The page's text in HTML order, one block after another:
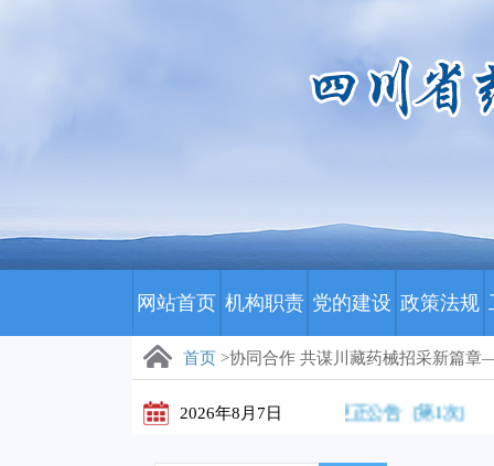
网站首页 机构职责 党的建设 政策法规
首页 >协同合作 共谋川藏药械招采新篇
2026年8月7日
藏医保影像云（数字胶片）集中采购更正公告（第1次） 川药